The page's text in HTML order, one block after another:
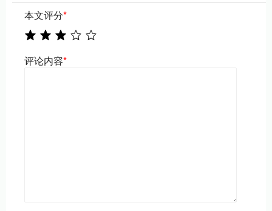
本文评分*
评论内容*